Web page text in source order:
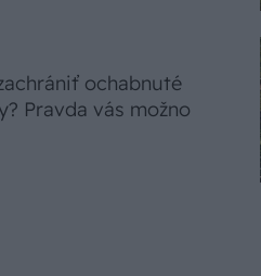
ochabnuté
Pravda vás možno